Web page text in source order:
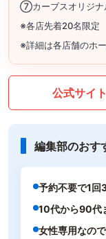
⑦カーブスオリジナ
※各店先着20名限定
※詳細は各店舗のホ
公式サイト
編集部のおす
予約不要で1回
10代から90代
女性専用なの